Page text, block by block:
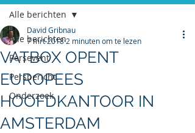
Alle berichten
Persevent
Persbericht
Onderzoek
Alle berichten
VATBOX OPENT
EUROPEES
HOOFDKANTOOR IN
AMSTERDAM
David Gribnau
7 mrt 2018 2 minuten om te lezen